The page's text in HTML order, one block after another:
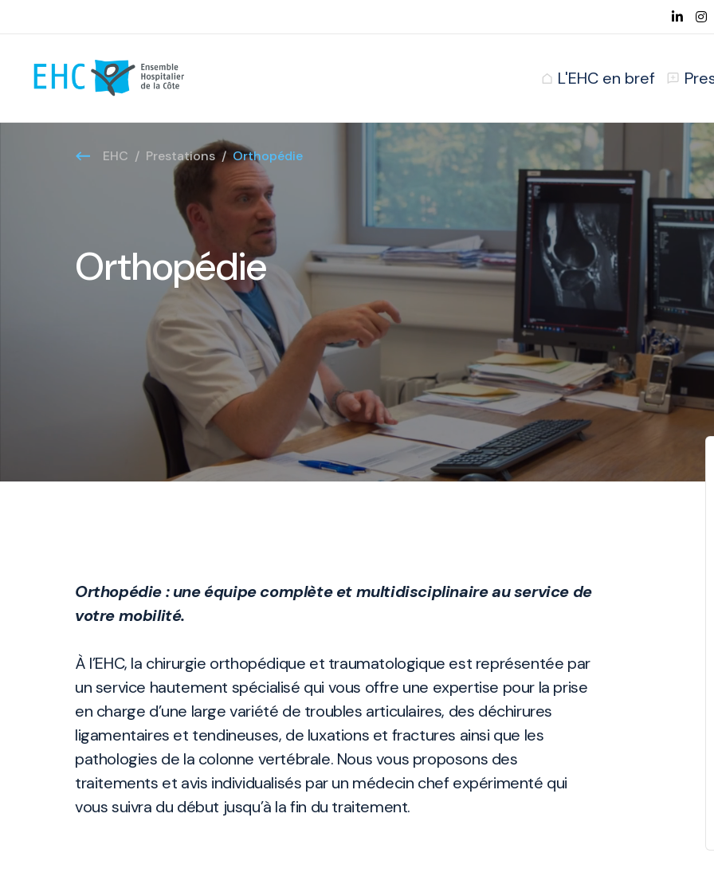
L'EHC en bref
EHC Prestations Orthopédie
Orthopédie
Orthopédie : une équipe complète et multidisciplinaire au service de
votre mobilité.
À l’EHC, la chirurgie orthopédique et traumatologique est représentée par
un service hautement spécialisé qui vous offre une expertise pour la prise
en charge d’une large variété de troubles articulaires, des déchirures
ligamentaires et tendineuses, de luxations et fractures ainsi que les
pathologies de la colonne vertébrale. Nous vous proposons des
traitements et avis individualisés par un médecin chef expérimenté qui
vous suivra du début jusqu’à la fin du traitement.